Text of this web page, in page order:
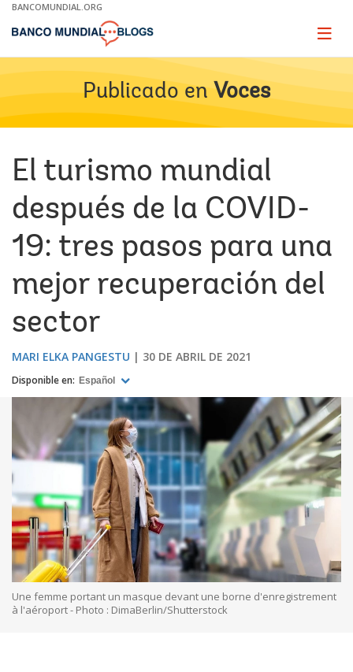
Skip
Main
BANCOMUNDIAL.ORG
Page
Publicado en Voces
El turismo mundial
después de la COVID-
19: tres pasos para una
mejor recuperación del
sector
MARI ELKA PANGESTU 30 DE ABRIL DE 2021
Disponible en: Español
Une femme portant un masque devant une borne d'enregistrement
à l'aéroport - Photo : DimaBerlin/Shutterstock